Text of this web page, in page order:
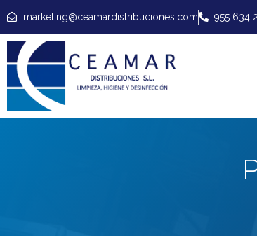
marketing@ceamardistribuciones.com 955 634